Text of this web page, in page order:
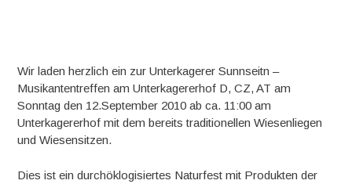
Wir laden herzlich ein zur Unterkagerer Sunnseitn –
Musikantentreffen am Unterkagererhof D, CZ, AT am
Sonntag den 12.September 2010 ab ca. 11:00 am
Unterkagererhof mit dem bereits traditionellen Wiesenliegen
und Wiesensitzen.
Dies ist ein durchöklogisiertes Naturfest mit Produkten der